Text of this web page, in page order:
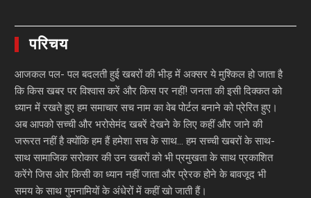
परिचय
आजकल पल- पल बदलती हुई खबरों की भीड़ में अक्सर ये मुश्किल हो जाता है
कि किस खबर पर विश्वास करें और किस पर नहीं! जनता की इसी दिक्कत को
ध्यान में रखते हुए हम समाचार सच नाम का वेब पोर्टल बनाने को प्रेरित हुए।
अब आपको सच्ची और भरोसेमंद खबरें देखने के लिए कहीं और जाने की
जरूरत नहीं है क्योंकि हम हैं हमेशा सच के साथ… हम सच्ची खबरों के साथ-
साथ सामाजिक सरोकार की उन खबरों को भी प्रमुखता के साथ प्रकाशित
करेंगे जिस ओर किसी का ध्यान नहीं जाता और प्रेरक होने के बावजूद भी
समय के साथ गुमनामियों के अंधेरों में कहीं खो जाती हैं।